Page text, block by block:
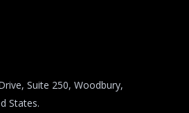
Suite 250, Woodbury,
States​.